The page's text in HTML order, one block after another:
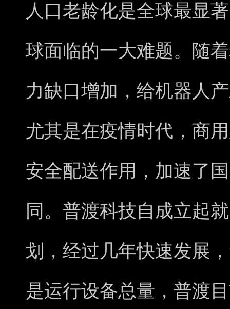
人口老龄化是全球最显
球面临的一大难题。随
力缺口增加，给机器人
尤其是在疫情时代，商
安全配送作用，加速了
同。普渡科技自成立起
划，经过几年快速发展
是运行设备总量，普渡